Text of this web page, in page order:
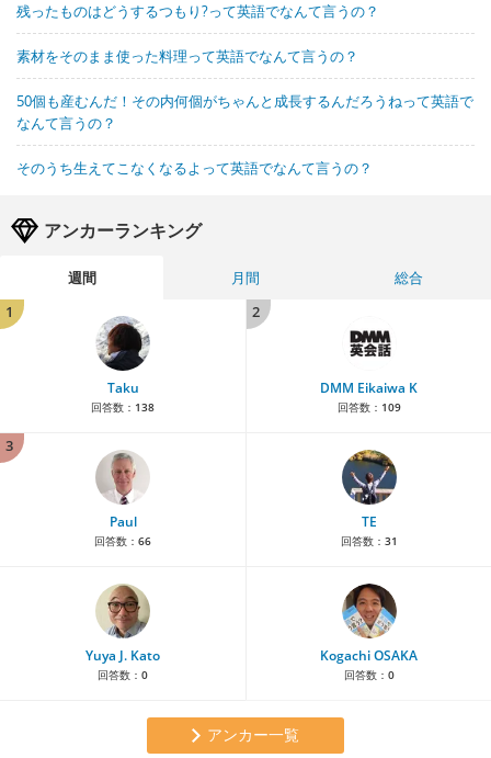
残ったものはどうするつもり?って英語でなんて言うの？
素材をそのまま使った料理って英語でなんて言うの？
50個も産むんだ！その内何個がちゃんと成長するんだろうねって英語で
なんて言うの？
そのうち生えてこなくなるよって英語でなんて言うの？
アンカーランキング
週間 月間
総合
1
Taku
回答数： 138
2
DMM Eikaiwa K
回答数： 109
3
Paul
回答数： 66
TE
回答数： 31
Yuya J. Kato
回答数： 0
Kogachi OSAKA
回答数： 0
アンカー一覧